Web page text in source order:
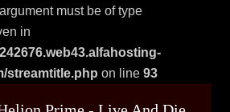
must be of type
in
streamtitle.php on line 93